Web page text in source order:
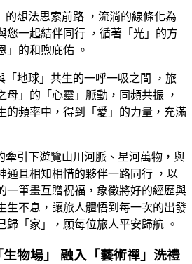
的想法思索前路 ，流淌的線條化為
您一起結伴同行 ，循著「光」的方
」的和煦庇佑 。
「地球」共生的一呼一吸之間 ，旅
母」的「心靈」脈動，同頻共振 ，
的頻率中，得到「愛」的力量，充滿
牽引下遊覽山川河脈、星河萬物，與
通且相知相惜的夥伴一路同行 ，以
一筆畫互贈祝福，象徵將好的經歷與
生不息，讓旅人體悟到每一次的出發
歸「家」，願每位旅人平安歸航 。
物場」 融入「藝術禪」洗禮